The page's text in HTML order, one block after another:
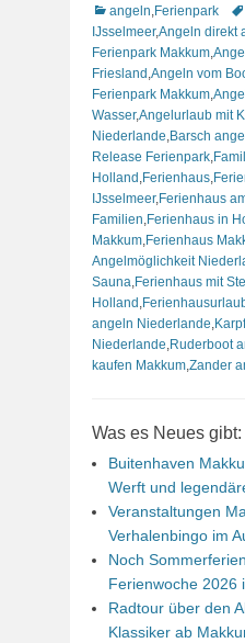
Kategorien
angeln Ferienpark
IJsselmeer,Angeln direkt
Ferienpark Makkum
Friesland Angeln vom
Ferienpark Makkum
Wasser,Angelurlaub mit
Niederlande Barsch
Release Ferienpark
Holland Ferienhaus
IJsselmeer, Ferienhaus
Familien Ferienhaus in
Makkum Ferienhaus
Angelmöglichkeit
Sauna Ferienhaus mit
Holland
angeln Niederlande
Niederlande Ruderboot
kaufen Makkum Zander
Was es Neues gibt:
Buitenhaven
Werft und
Veranstaltungen
Verhalenbingo im
Noch
Ferienwoche 2026
Radtour über den
Klassiker ab